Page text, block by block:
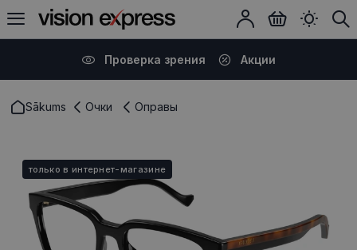
Проверка зрения Акции
Sākums Очки Оправы
только в интернет-магазине